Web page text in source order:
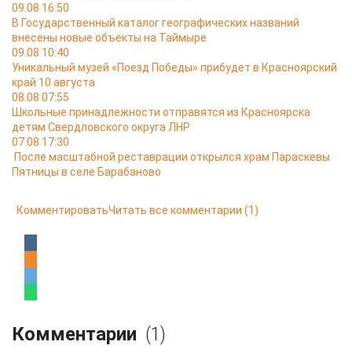
09.08 16:50
В Государственный каталог географических названий
внесены новые объекты на Таймыре
09.08 10:40
Уникальный музей «Поезд Победы» прибудет в Красноярский
край 10 августа
08.08 07:55
Школьные принадлежности отправятся из Красноярска
детям Свердловского округа ЛНР
07.08 17:30
После масштабной реставрации открылся храм Параскевы
Пятницы в селе Барабаново
КомментироватьЧитать все комментарии (1)
Комментарии (1)